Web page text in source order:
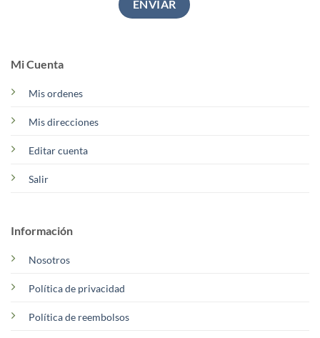
Mi Cuenta
Mis ordenes
Mis direcciones
Editar cuenta
Salir
Información
Nosotros
Política de privacidad
Política de reembolsos